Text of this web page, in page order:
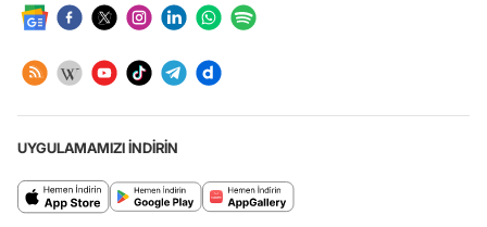
UYGULAMAMIZI İNDİRİN